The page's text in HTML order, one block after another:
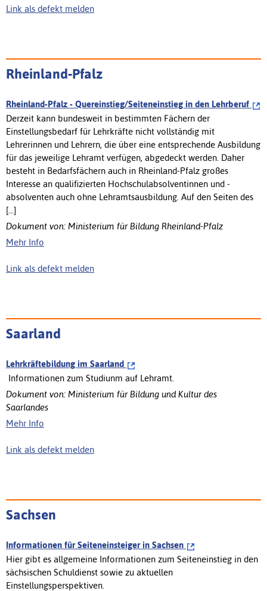
Link als defekt melden
Rheinland-Pfalz
Rheinland-Pfalz - Quereinstieg/Seiteneinstieg in den Lehrberuf
Derzeit kann bundesweit in bestimmten Fächern der
Einstellungsbedarf für Lehrkräfte nicht vollständig mit
Lehrerinnen und Lehrern, die über eine entsprechende Ausbildung
für das jeweilige Lehramt verfügen, abgedeckt werden. Daher
besteht in Bedarfsfächern auch in Rheinland-Pfalz großes
Interesse an qualifizierten Hochschulabsolventinnen und -
absolventen auch ohne Lehramtsausbildung. Auf den Seiten des
[...]
Dokument von: Ministerium für Bildung Rheinland-Pfalz
Mehr Info
Link als defekt melden
Saarland
Lehrkräftebildung im Saarland
Informationen zum Studiunm auf Lehramt.
Dokument von: Ministerium für Bildung und Kultur des
Saarlandes
Mehr Info
Link als defekt melden
Sachsen
Informationen für Seiteneinsteiger in Sachsen
Hier gibt es allgemeine Informationen zum Seiteneinstieg in den
sächsischen Schuldienst sowie zu aktuellen
Einstellungsperspektiven.